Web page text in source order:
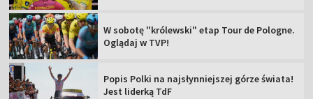
W sobotę "królewski" etap Tour de Pologne.
Oglądaj w TVP!
Popis Polki na najsłynniejszej górze świata!
Jest liderką TdF